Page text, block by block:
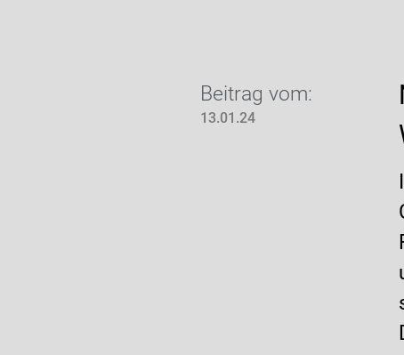
Beitrag vom:
13.01.24